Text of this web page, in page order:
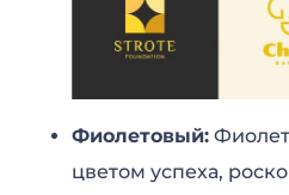
Фиолетовый:
цветом успеха,